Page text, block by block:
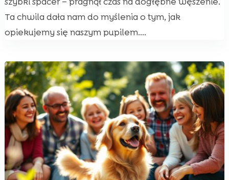
Ta chwila dała nam do myślenia o tym, jak
opiekujemy się naszym pupilem....